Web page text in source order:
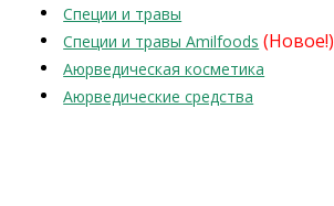
Специи и травы
Специи и травы Amilfoods (Новое!)
Аюрведическая косметика
Аюрведические средства